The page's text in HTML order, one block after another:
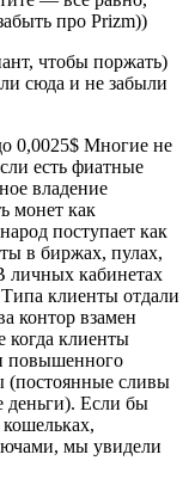
про Prizm))
чтобы поржать)
сюда и не забыли
0,0025$ Многие не
есть фиатные
владение
монет как
поступает как
в биржах, пулах,
личных кабинетах
клиенты отдали
контор взамен
когда клиенты
повышенного
(постоянные сливы
деньги). Если бы
мы увидели